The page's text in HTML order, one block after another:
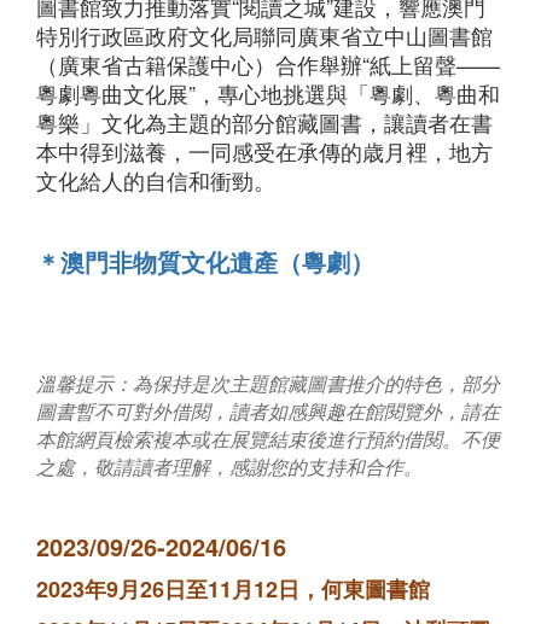
特別行政區政府文化局聯同廣東省立中山圖書館
（廣東省古籍保護中心）合作舉辦“紙上留聲——
粵劇粵曲文化展”，專心地挑選與「粵劇、粵曲和
粵樂」文化為主題的部分館藏圖書，讓讀者在書
本中得到滋養，一同感受在承傳的歳月裡，地方
文化給人的自信和衝勁。
＊澳門非物質文化遺產（粵劇）
溫馨提示：為保持是次主題館藏圖書推介的特色，部分
圖書暫不可對外借閱，讀者如感興趣在館閱覽外，請在
本館網頁檢索複本或在展覽結束後進行預約借閱。不便
之處，敬請讀者理解，感謝您的支持和合作。
2023/09/26-2024/06/16
2023年9月26日至11月12日，何東圖書館